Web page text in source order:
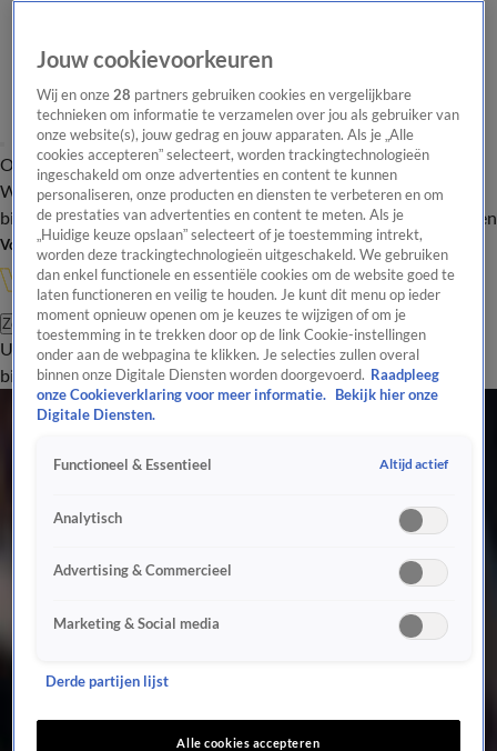
Overzicht Onze programma's Uitzendingen Onze gezichten
In de
WandelgangenInterviewsUitzending
bijwonenPodcastShopVeelgestelde vragenKijkersvraag insturen
Volg Vandaag Inside
Zoeken
UitzendingenVandaag InsideDe OranjezomerShopUitzending
bijwonen
Alle PSV Artikelen
Duidelijke reactie Veerman op ‘Joey in Oranje’-spreekkoren: ‘Ze zoeken het maar uit…’
Video: Peter Bosz gaat helemaal los op de platte kar tijdens huldiging PSV
Frank Lammers deelt sneertje uit richting Ajax: 'Beetje plagen mag, hè'
7 apr, 17:23
7 apr, 16:26
Video: Mark van Bommel overhandigt schaal aan geblesseerde PSV-aanvoerder Jerdy
Jouw cookievoorkeuren
Wij en onze28 partners gebruiken cookies en vergelijkbare
technieken om informatie te verzamelen over jou als gebruiker van
onze website(s), jouw gedrag en jouw apparaten. Als je „Alle
cookies accepteren” selecteert, worden trackingtechnologieën
ingeschakeld om onze advertenties en content te kunnen
personaliseren, onze producten en diensten te verbeteren en om
de prestaties van advertenties en content te meten. Als je
„Huidige keuze opslaan” selecteert of je toestemming intrekt,
worden deze trackingtechnologieën uitgeschakeld. We gebruiken
dan enkel functionele en essentiële cookies om de website goed te
laten functioneren en veilig te houden. Je kunt dit menu op ieder
moment opnieuw openen om je keuzes te wijzigen of om je
toestemming in te trekken door op de link Cookie-instellingen
onder aan de webpagina te klikken. Je selecties zullen overal
binnen onze Digitale Diensten worden doorgevoerd. Raadpleeg
onze Cookieverklaring voor meer informatie.
Bekijk hier onze
Digitale Diensten.
Functioneel & Essentieel Altijd actief
Analytisch
Advertising & Commercieel
Marketing & Social media
Derde partijen lijst
Alle cookies accepteren